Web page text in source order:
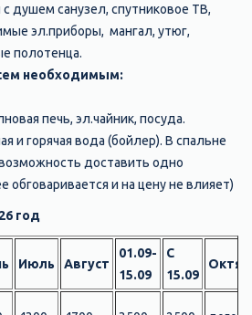
душем санузел, спутниковое ТВ,
эл.приборы, мангал, утюг,
полотенца.
необходимым:
печь, эл.чайник, посуда.
и горячая вода (бойлер). В спальне
доставить одно
обговаривается и на цену не влияет)
год
Июль Август
01.09-
15.09
С
15.09